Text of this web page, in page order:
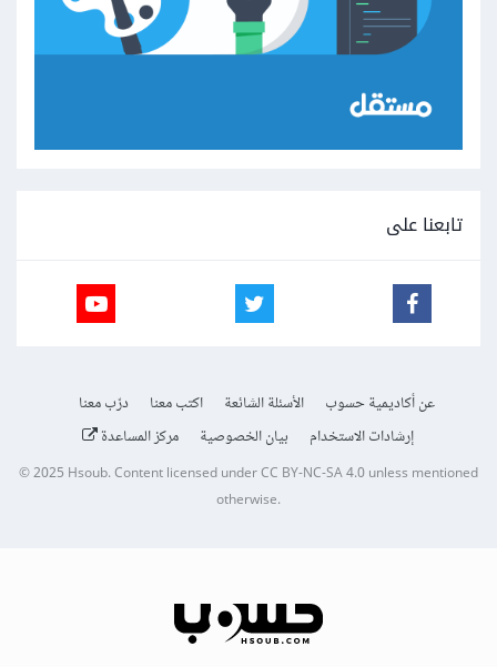
تابعنا على
عن أكاديمية حسوب الأسئلة الشائعة اكتب معنا
درّب معنا
إرشادات الاستخدام
بيان الخصوصية مركز المساعدة
© 2025Hsoub.Content licensed underCC BY-NC-SA 4.0unless mentioned
otherwise.